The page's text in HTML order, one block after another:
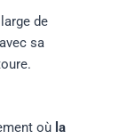
de
sa
où la